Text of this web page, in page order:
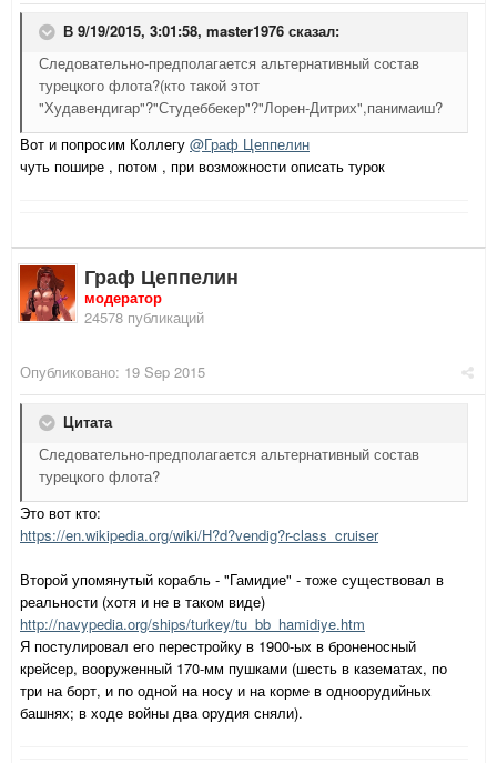
В 9/19/2015, 3:01:58, master1976 сказал:
Следовательно-предполагается альтернативный состав
турецкого флота?(кто такой этот
"Худавендигар"?"Студеббекер"?"Лорен-Дитрих",панимаиш?
Вот и попросим Коллегу @Граф Цеппелин
чуть пошире , потом , при возможности описать турок
Граф Цеппелин
модератор
24578 публикаций
Опубликовано: 19 Sep 2015
Цитата
Следовательно-предполагается альтернативный состав
турецкого флота?
Это вот кто:
https://en.wikipedia.org/wiki/H?d?vendig?r-class_cruiser
Второй упомянутый корабль - "Гамидие" - тоже существовал в
реальности (хотя и не в таком виде)
http://navypedia.org/ships/turkey/tu_bb_hamidiye.htm
Я постулировал его перестройку в 1900-ых в броненосный
крейсер, вооруженный 170-мм пушками (шесть в казематах, по
три на борт, и по одной на носу и на корме в одноорудийных
башнях; в ходе войны два орудия сняли).